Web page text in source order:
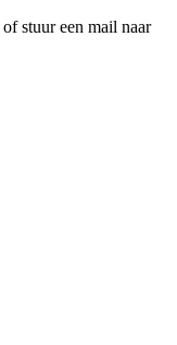
of stuur een mail naar